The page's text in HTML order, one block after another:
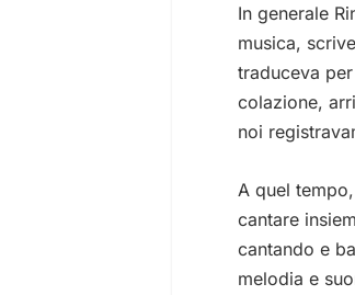
In generale
musica,
traduceva
colazione,
noi
A quel
cantare
cantando e
melodia e